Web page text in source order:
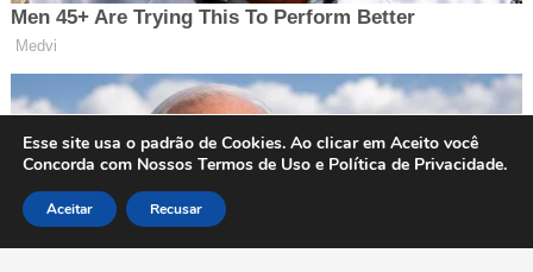
Esse site usa o padrão de Cookies. Ao clicar em Aceito você
Concorda com Nossos Termos de Uso e Política de Privacidade.
Aceitar Recusar